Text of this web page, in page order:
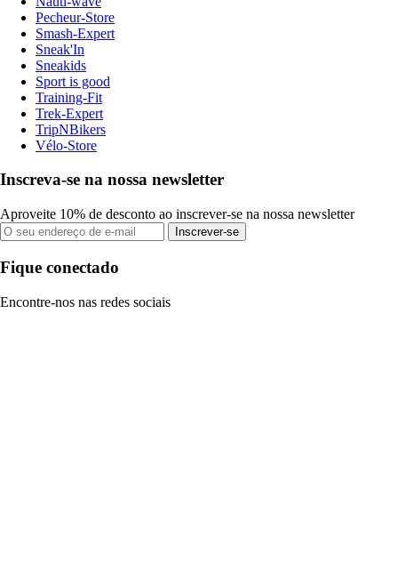
Pecheur-Store
Smash-Expert
Sneak'In
Sneakids
Sport is good
Training-Fit
Trek-Expert
TripNBikers
Vélo-Store
Inscreva-se na nossa newsletter
Aproveite 10% de desconto ao inscrever-se na nossa newsletter
Inscrever-se
Fique conectado
Encontre-nos nas redes sociais